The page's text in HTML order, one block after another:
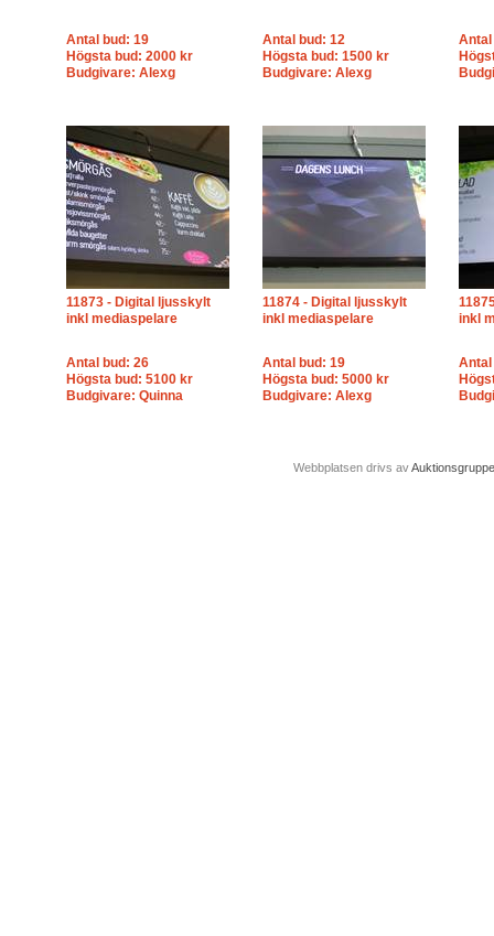
Antal bud: 19
Högsta bud: 2000 kr
Budgivare: Alexg
Antal bud: 12
Högsta bud: 1500 kr
Budgivare: Alexg
Antal
11873 - Digital ljusskylt
inkl mediaspelare
Antal bud: 26
Högsta bud: 5100 kr
Budgivare: Quinna
11874 - Digital ljusskylt
inkl mediaspelare
Antal bud: 19
Högsta bud: 5000 kr
Budgivare: Alexg
inkl
Antal
Webbplatsen drivs av